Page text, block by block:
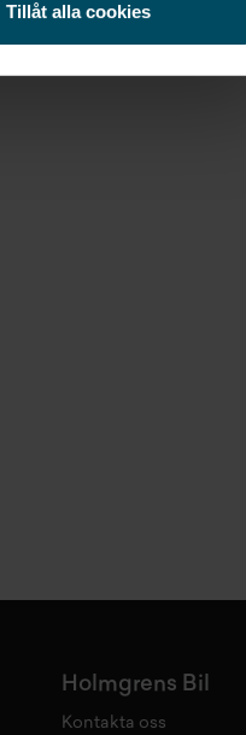
Tillåt alla cookies
Holmgrens Bil
Kontakta oss